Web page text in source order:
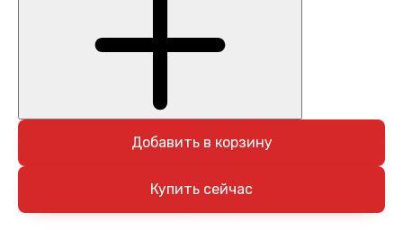
Добавить в корзину